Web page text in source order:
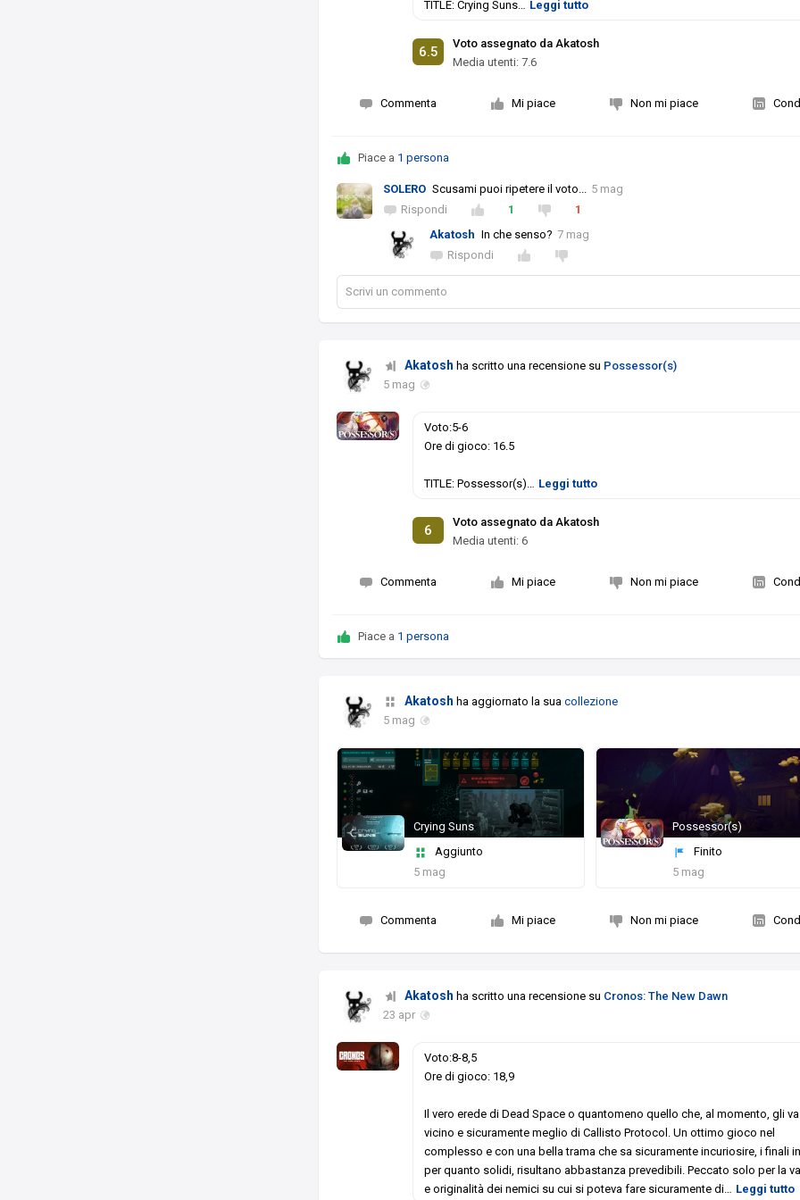
TITLE: Crying Suns Leggi tutto
6.5
Voto assegnato da Akatosh
Media utenti:7.6
Commenta Mi piace Non mi piace
Piace a 1 persona
SOLERO Scusami puoi ripetere il voto...
5 mag
Rispondi
1
1
Akatosh In che senso? 7 mag
Rispondi
Scrivi un commento
Akatosh ha scritto una recensione su Possessor(s)
5 mag
Voto:5-6
Ore di gioco: 16.5
TITLE: Possessor(s) Leggi tutto
6
Voto assegnato da Akatosh
Media utenti:6
Commenta Mi piace Non mi piace
Piace a 1 persona
Akatosh ha aggiornato la suacollezione
5 mag
Crying Suns
Aggiunto
5 mag
Possessor(s)
Finito
5 mag
Commenta Mi piace Non mi piace
Akatosh ha scritto una recensione su Cronos: The New Dawn
23 apr
Voto:8-8,5
Ore di gioco: 18,9
Il vero erede di Dead Space o quantomeno quello che, al momento, gli
vicino e sicuramente meglio di Callisto Protocol. Un ottimo gioco nel
complesso e con una bella trama che sa sicuramente incuriosire, i finali
per quanto solidi, risultano abbastanza prevedibili. Peccato solo per la
e originalità dei nemici su cui si poteva fare sicuramente di
Leggi tutto